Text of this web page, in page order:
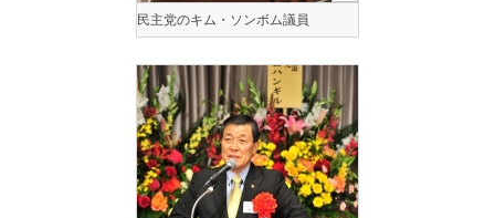
民主党のキム・ソンボム議員